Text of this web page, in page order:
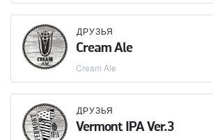
ДРУЗЬЯ
Cream Ale
Cream Ale
ДРУЗЬЯ
Vermont IPA Ver.3